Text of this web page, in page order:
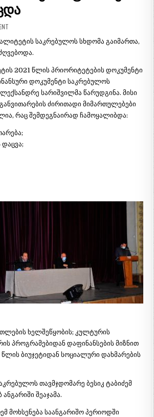
საკრებულოს სხდომა გაიმართა,
2021 წლის პრიორიტეტების დოკუმენტი
დოკუმენტი საკრებულოს
სარიშვილმა წარუდგინა. მისი
ძირითადი მიმართულებები
რაც შემდეგნაირად ჩამოყალიბდა:
ხელშეწყობის; კულტურის
პროგრამებიდან დაფინანსების მიზნით
ბიუჯეტიდან სოციალური დახმარების
თავმჯდომარე ბესიკ ტაბიძემ
შეაჯამა.
მოხსენება საანგარიშო პერიოდში